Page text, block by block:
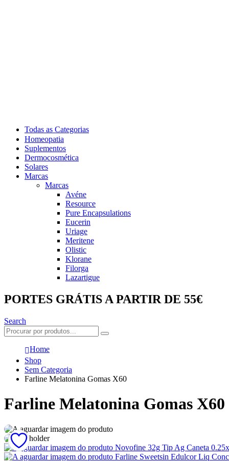
Todas as Categorias
Homeopatia
Suplementos
Dermocosmética
Solares
Marcas
Marcas
Avéne
Resource
Pure Encapsulations
Eucerin
Uriage
Meritene
Olistic
Klorane
Filorga
Lazartigue
PORTES GRÁTIS A PARTIR DE 55€
Search
Home
Shop
Sem Categoria
Farline Melatonina Gomas X60
Farline Melatonina Gomas X60
Novofine 32g Tip Ag Caneta
Farline Sweetsin Edulcor Liq